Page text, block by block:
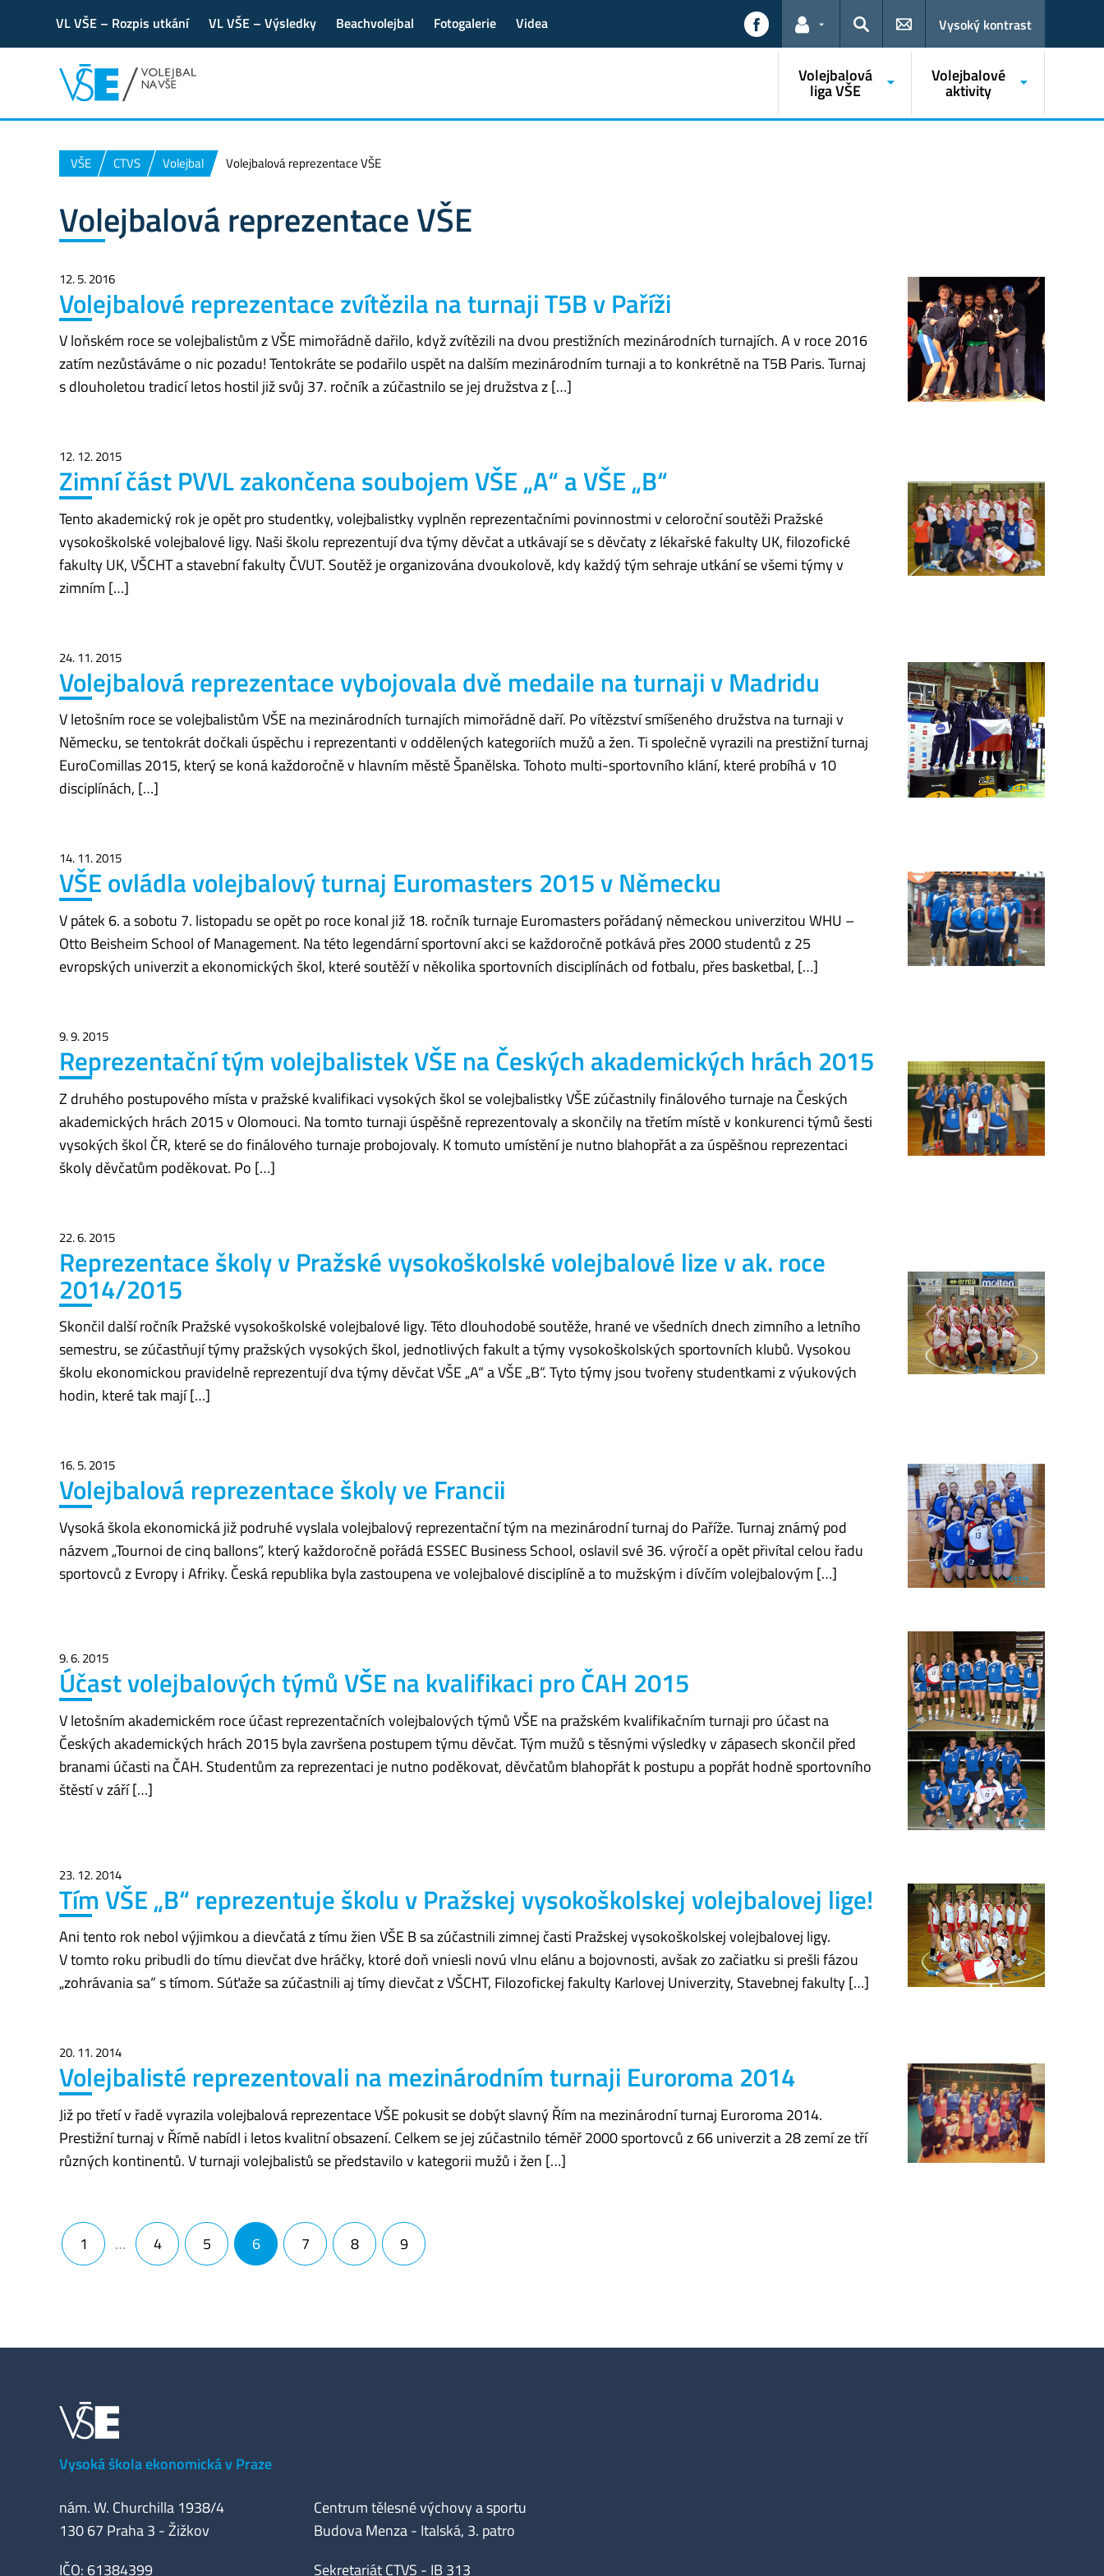
VL VŠE – Rozpis utkání VL VŠE – Výsledky Beachvolejbal Fotogalerie Videa
Odkazy pro uživatele
Hledat
Vysoký kontrast
Volejbalová
liga VŠE
Volejbalové
aktivity
VŠE CTVS Volejbal Volejbalová reprezentace VŠE
Volejbalová reprezentace VŠE
12. 5. 2016
Volejbalové reprezentace zvítězila na turnaji T5B v Paříži
V loňském roce se volejbalistům z VŠE mimořádně dařilo, když zvítězili na dvou prestižních mezinárodních turnajích. A v roce 2016
zatím nezůstáváme o nic pozadu! Tentokráte se podařilo uspět na dalším mezinárodním turnaji a to konkrétně na T5B Paris. Turnaj
s dlouholetou tradicí letos hostil již svůj 37. ročník a zúčastnilo se jej družstva z […]
12. 12. 2015
Zimní část PVVL zakončena soubojem VŠE „A“ a VŠE „B“
Tento akademický rok je opět pro studentky, volejbalistky vyplněn reprezentačními povinnostmi v celoroční soutěži Pražské
vysokoškolské volejbalové ligy. Naši školu reprezentují dva týmy děvčat a utkávají se s děvčaty z lékařské fakulty UK, filozofické
fakulty UK, VŠCHT a stavební fakulty ČVUT. Soutěž je organizována dvoukolově, kdy každý tým sehraje utkání se všemi týmy v
zimním […]
24. 11. 2015
Volejbalová reprezentace vybojovala dvě medaile na turnaji v Madridu
V letošním roce se volejbalistům VŠE na mezinárodních turnajích mimořádně daří. Po vítězství smíšeného družstva na turnaji v
Německu, se tentokrát dočkali úspěchu i reprezentanti v oddělených kategoriích mužů a žen. Ti společně vyrazili na prestižní turnaj
EuroComillas 2015, který se koná každoročně v hlavním městě Španělska. Tohoto multi-sportovního klání, které probíhá v 10
disciplínách, […]
14. 11. 2015
VŠE ovládla volejbalový turnaj Euromasters 2015 v Německu
V pátek 6. a sobotu 7. listopadu se opět po roce konal již 18. ročník turnaje Euromasters pořádaný německou univerzitou WHU –
Otto Beisheim School of Management. Na této legendární sportovní akci se každoročně potkává přes 2000 studentů z 25
evropských univerzit a ekonomických škol, které soutěží v několika sportovních disciplínách od fotbalu, přes basketbal, […]
9. 9. 2015
Reprezentační tým volejbalistek VŠE na Českých akademických hrách 2015
Z druhého postupového místa v pražské kvalifikaci vysokých škol se volejbalistky VŠE zúčastnily finálového turnaje na Českých
akademických hrách 2015 v Olomouci. Na tomto turnaji úspěšně reprezentovaly a skončily na třetím místě v konkurenci týmů šesti
vysokých škol ČR, které se do finálového turnaje probojovaly. K tomuto umístění je nutno blahopřát a za úspěšnou reprezentaci
školy děvčatům poděkovat. Po […]
22. 6. 2015
Reprezentace školy v Pražské vysokoškolské volejbalové lize v ak. roce
2014/2015
Skončil další ročník Pražské vysokoškolské volejbalové ligy. Této dlouhodobé soutěže, hrané ve všedních dnech zimního a letního
semestru, se zúčastňují týmy pražských vysokých škol, jednotlivých fakult a týmy vysokoškolských sportovních klubů. Vysokou
školu ekonomickou pravidelně reprezentují dva týmy děvčat VŠE „A“ a VŠE „B“. Tyto týmy jsou tvořeny studentkami z výukových
hodin, které tak mají […]
16. 5. 2015
Volejbalová reprezentace školy ve Francii
Vysoká škola ekonomická již podruhé vyslala volejbalový reprezentační tým na mezinárodní turnaj do Paříže. Turnaj známý pod
názvem „Tournoi de cinq ballons“, který každoročně pořádá ESSEC Business School, oslavil své 36. výročí a opět přivítal celou řadu
sportovců z Evropy i Afriky. Česká republika byla zastoupena ve volejbalové disciplíně a to mužským i dívčím volejbalovým […]
9. 6. 2015
Účast volejbalových týmů VŠE na kvalifikaci pro ČAH 2015
V letošním akademickém roce účast reprezentačních volejbalových týmů VŠE na pražském kvalifikačním turnaji pro účast na
Českých akademických hrách 2015 byla završena postupem týmu děvčat. Tým mužů s těsnými výsledky v zápasech skončil před
branami účasti na ČAH. Studentům za reprezentaci je nutno poděkovat, děvčatům blahopřát k postupu a popřát hodně sportovního
štěstí v září […]
23. 12. 2014
Tím VŠE „B“ reprezentuje školu v Pražskej vysokoškolskej volejbalovej lige!
Ani tento rok nebol výjimkou a dievčatá z tímu žien VŠE B sa zúčastnili zimnej časti Pražskej vysokoškolskej volejbalovej ligy.
V tomto roku pribudli do tímu dievčat dve hráčky, ktoré doň vniesli novú vlnu elánu a bojovnosti, avšak zo začiatku si prešli fázou
„zohrávania sa“ s tímom. Súťaže sa zúčastnili aj tímy dievčat z VŠCHT, Filozofickej fakulty Karlovej Univerzity, Stavebnej fakulty […]
20. 11. 2014
Volejbalisté reprezentovali na mezinárodním turnaji Euroroma 2014
Již po třetí v řadě vyrazila volejbalová reprezentace VŠE pokusit se dobýt slavný Řím na mezinárodní turnaj Euroroma 2014.
Prestižní turnaj v Římě nabídl i letos kvalitní obsazení. Celkem se jej zúčastnilo téměř 2000 sportovců z 66 univerzit a 28 zemí ze tří
různých kontinentů. V turnaji volejbalistů se představilo v kategorii mužů i žen […]
Navigace pro příspěvky
1 … 4 5 6 7 8 9
Vysoká škola ekonomická v Praze
nám. W. Churchilla 1938/4
130 67 Praha 3 - Žižkov
Centrum tělesné výchovy a sportu
Budova Menza - Italská, 3. patro
IČO: 61384399
Sekretariát CTVS - IB 313